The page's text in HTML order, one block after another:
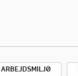
ARBEJDSMILJØ